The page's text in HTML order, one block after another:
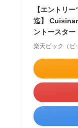
【エントリ
迄】
ントースタ
楽天ビック（ビ